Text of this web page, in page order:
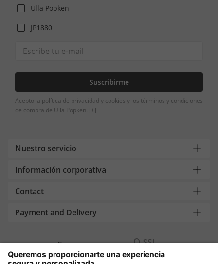
Ulla Popken
JP1880
Suscribirme
Acepto la política de privacidad y cookies y los términos y condiciones
de compra de Ulla Popken. [+]
Nuestro servicio
Información corporativa
Contact
Payment and Delivery
Compra segura con